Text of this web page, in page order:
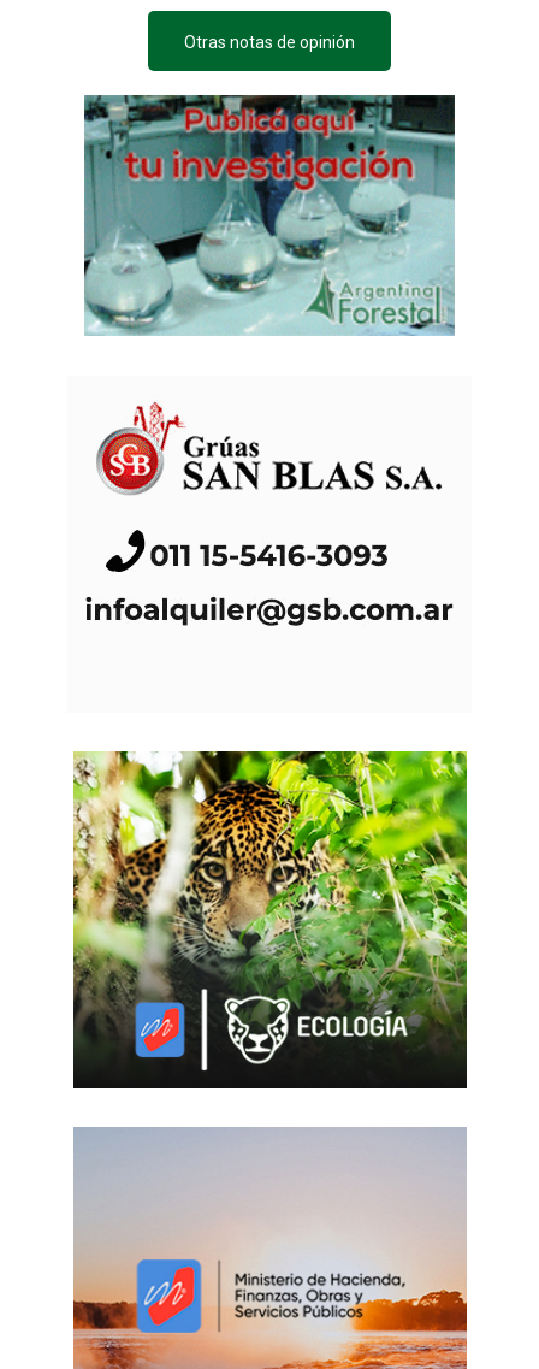
Otras notas de opinión